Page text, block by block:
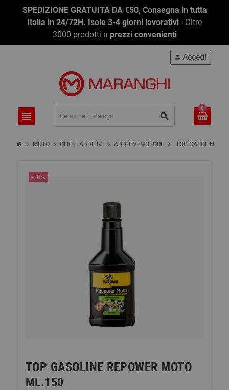
SPEDIZIONE GRATUITA DA €50, Consegna in tutta
Italia in 24/72H. Isole 3-4 giorni lavorativi - Oltre
3000 prodotti a prezzi convenienti
view_headline search
person Accedi
0
chevron_right MOTO chevron_right OLIO E ADDITIVI chevron_right ADDITIVI MOTORE chevron_right TOP GASOLINE
-20%
TOP GASOLINE REPOWER MOTO
ML.150
-38,84%